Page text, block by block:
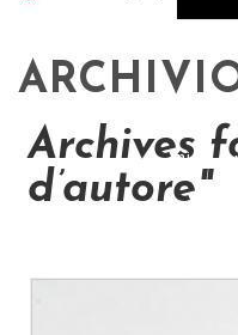
inicio/
Archives
d’autore"